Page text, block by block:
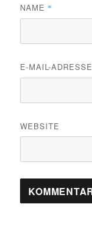
NAME *
E-MAIL-ADRESSE
WEBSITE